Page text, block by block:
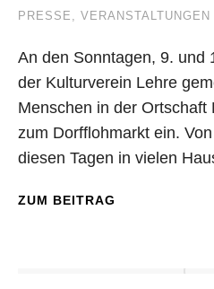
PRESSE ,
An den Sonntagen, 9. und
der Kulturverein Lehre
Menschen in der Ortschaft
zum Dorfflohmarkt ein.
diesen Tagen in vielen
ZUM BEITRAG